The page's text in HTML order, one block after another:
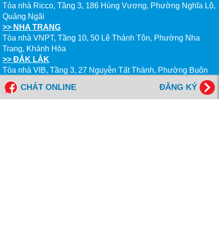
Tòa nhà Ricco, Tầng 3, 186 Hùng Vương, Phường Nghĩa Lộ,
Quảng Ngãi
>> NHA TRANG
Tòa nhà VNPT, Tầng 10, 50 Lê Thánh Tôn, Phường Nha
Trang, Khánh Hòa
>> ĐẮK LẮK
Tòa nhà VIB, Tầng 3, 27 Nguyễn Tất Thành, Phường Buôn
Ma Thuột, Đắk Lắk
--------------------------------------------
ĐĂNG KÝ
CHÁT ONLINE